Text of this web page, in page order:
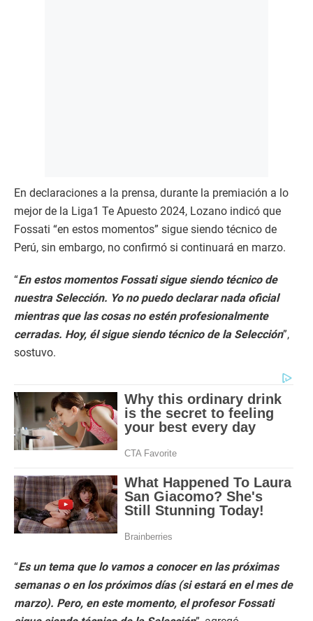
En declaraciones a la prensa, durante la premiación a lo
mejor de la Liga1 Te Apuesto 2024, Lozano indicó que
Fossati “en estos momentos” sigue siendo técnico de
Perú, sin embargo, no confirmó si continuará en marzo.
“En estos momentos Fossati sigue siendo técnico de
nuestra Selección. Yo no puedo declarar nada oficial
mientras que las cosas no estén profesionalmente
cerradas. Hoy, él sigue siendo técnico de la Selección”,
sostuvo.
“Es un tema que lo vamos a conocer en las próximas
semanas o en los próximos días (si estará en el mes de
marzo). Pero, en este momento, el profesor Fossati